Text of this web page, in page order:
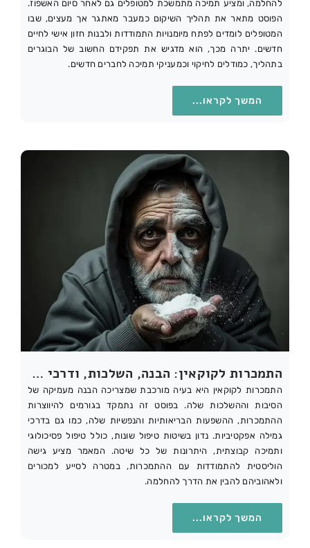
להחלמה, ומציע תמיכה מתמשכת למטופלים גם לאחר סיום האשפוז.
הפוסט מתאר את תהליך השיקום כמעבר מאתגר אך מעצים, שבו
המטופלים לומדים לפתח מיומנויות התמודדות ולבנות חזון אישי לחיים
חדשים. יתרה מכך, הוא מדגיש את תפקידם החשוב של הבוגרים
בתהליך, כמודלים לחיקוי וכמעניקי תמיכה לחברים חדשים.
המשך לקראו...
התמכרות לקוקאין: הבנה, השלכות, ודרכי גמילה
התמכרות לקוקאין היא בעיה מורכבת שמצריכה הבנה מעמיקה של
הסיבות וההשלכות שלה. בפוסט זה נתמקד בגורמים להיווצרות
ההתמכרות, ההשפעות הבריאותיות והנפשיות שלה, כמו גם בדרכי
גמילה אפקטיביות. נדון בשיטות טיפול שונות, כולל טיפול פסיכולוגי
ותמיכה קבוצתית, היתרונות של כל שיטה. המאמר מציע גישה
הוליסטית להתמודדות עם ההתמכרות, במטרה לסייע למכורים
ולאהוביהם להבין את הדרך להחלמה.
המשך לקראו...